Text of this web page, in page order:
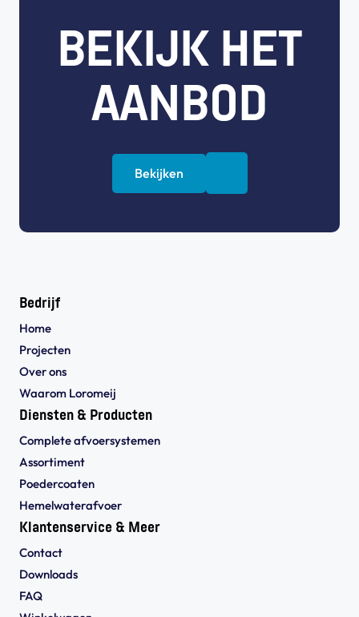
BEKIJK HET
AANBOD
Bekijken
Bedrijf
Home
Projecten
Over ons
Waarom Loromeij
Diensten & Producten
Complete afvoersystemen
Assortiment
Poedercoaten
Hemelwaterafvoer
Klantenservice & Meer
Contact
Downloads
FAQ